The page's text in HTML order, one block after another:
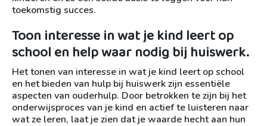
toekomstig succes.
Toon interesse in wat je kind leert op
school en help waar nodig bij huiswerk.
Het tonen van interesse in wat je kind leert op school
en het bieden van hulp bij huiswerk zijn essentiële
aspecten van ouderhulp. Door betrokken te zijn bij het
onderwijsproces van je kind en actief te luisteren naar
wat ze leren, laat je zien dat je waarde hecht aan hun